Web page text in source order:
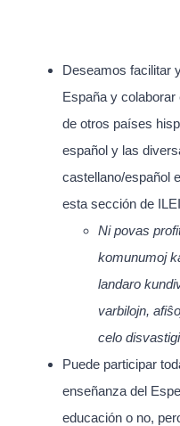
RECURSOSDeseamos facilitar
España y
de otros países
español y las
castellano/español
esta sección de
Ni povas
komunumoj
landaro
varbilojn,
celo
Puede participar
enseñanza del
educación o no,